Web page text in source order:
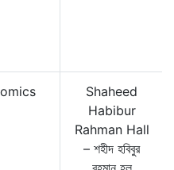
Shaheed
Habibur
Rahman Hall
– শহীদ হবিবুর